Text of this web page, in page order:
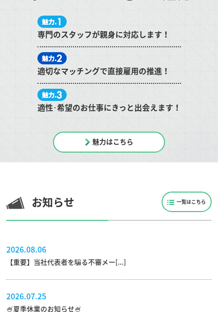
専門のスタッフが親身に対応します！
適切なマッチングで直接雇用の推進！
適性･希望のお仕事にきっと出会えます！
魅力はこちら
お知らせ 一覧はこちら
2026.08.06
【重要】当社代表者を騙る不審メー[...]
2026.07.25
🍧夏季休業のお知らせ🍧